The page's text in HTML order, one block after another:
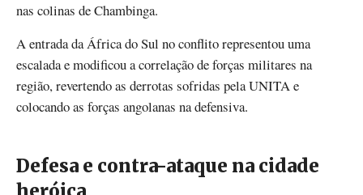
nas colinas de Chambinga.
A entrada da África do Sul no conflito representou uma
escalada e modificou a correlação de forças militares na
região, revertendo as derrotas sofridas pela UNITA e
colocando as forças angolanas na defensiva.
Defesa e contra-ataque na cidade